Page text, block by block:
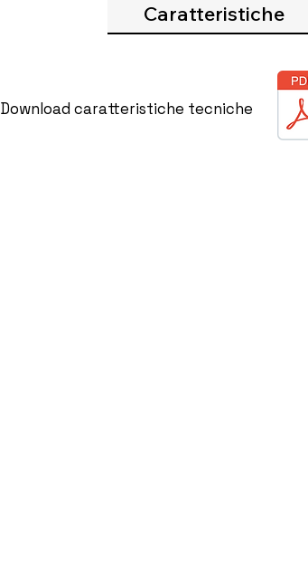
Caratteristiche
Download caratteristiche tecniche